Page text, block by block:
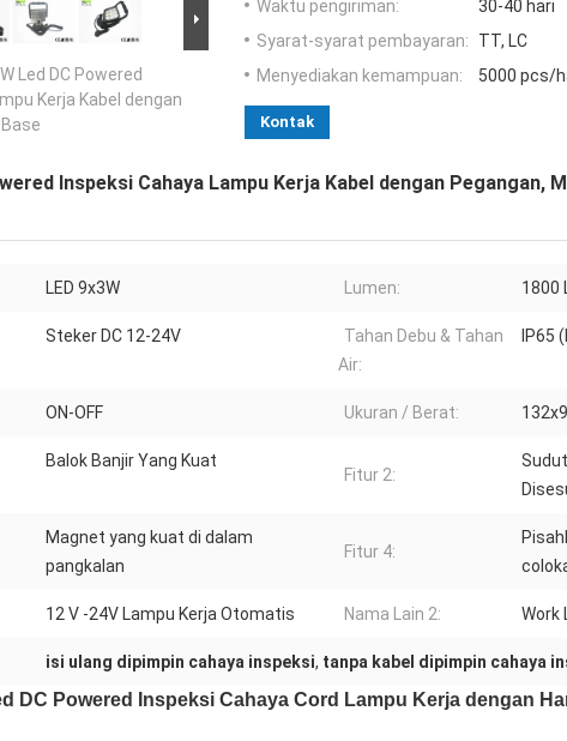
Led DC Powered
Kerja Kabel dengan
Waktu pengiriman:
30-40 hari
Syarat-syarat pembayaran:
TT, LC
Menyediakan kemampuan:
5000 pcs/
Kontak
Inspeksi Cahaya Lampu Kerja Kabel dengan Pegangan,
LED 9x3W Lumen: 1800
Steker DC 12-24V
Tahan Debu & Tahan
Air:
IP65
ON-OFF Ukuran / Berat:
Balok Banjir Yang Kuat
Fitur 2:
Magnet yang kuat di dalam
pangkalan
Fitur 4:
12 V -24V Lampu Kerja Otomatis Nama Lain 2: Work
isi ulang dipimpin cahaya inspeksi, tanpa kabel dipimpin cahaya
DC Powered Inspeksi Cahaya Cord Lampu Kerja dengan